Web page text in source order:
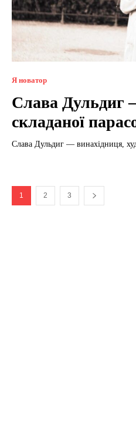
Я новатор
Слава Дульдиг
складаної
Слава Дульдиг — винахідниця,
1 2 3